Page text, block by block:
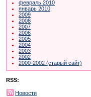
февраль 2010
январь 2010
2009
2008
2007
2006
2005
2004
2003
2002
2000-2002 (старый сайт)
RSS:
Новости